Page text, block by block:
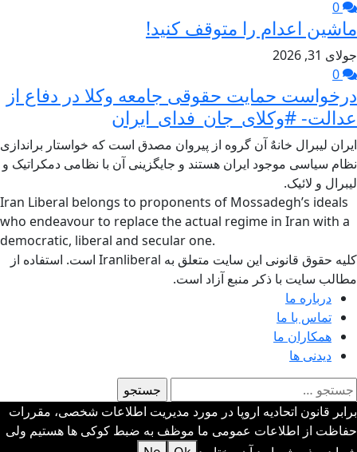
ماشین اعدام را متوقف کنید!
جولای 31, 2026
درخواست حمایت حقوقی جامعه وکلا در دفاع از
عدالت- #وکلای_جان_فدای_ایران
ایران لیبرال خانهٌ آن گروه از پیروان مصدق است که خواستار براندازی
نظام سیاسی موجود ایران هستند و جایگزینی آن با نظامی دمکراتیک و
لیبرال و لائیک.
Iran Liberal belongs to proponents of Mossadegh’s ideals
who endeavour to replace the actual regime in Iran with a
democratic, liberal and secular one.
کلیه حقوق قانونی این سایت متعلق به Iranliberal است. استفاده از
مطالب سایت با ذکر منبع آزاد است.
درباره ما
تماس با ما
همکاران ما
دیدنی ها
جستجو
برای:
برابر قانون اتحادیه اروپا در مورد مدیریت اطلاعات شخصی، مقررات
حفاظت از اطلاعات عمومی ما موظف به ضبط کوکی ها هستیم ولی